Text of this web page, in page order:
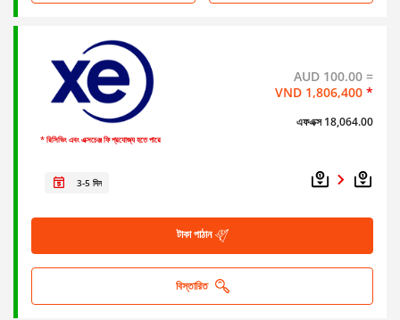
* রিসিভিং এবং এক্সচেঞ্জ ফি প্রযোজ্য হতে পারে
AUD 100.00 =
VND 1,806,400 *
এফএক্স 18,064.00
3-5 দিন
টাকা পাঠান
বিস্তারিত